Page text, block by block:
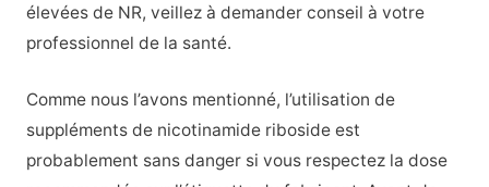
élevées de NR, veillez à demander conseil à votre
professionnel de la santé.
Comme nous l’avons mentionné, l’utilisation de
suppléments de nicotinamide riboside est
probablement sans danger si vous respectez la dose